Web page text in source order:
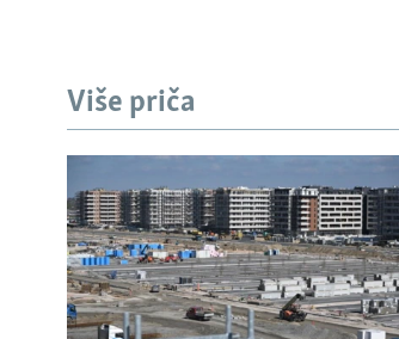
Više priča